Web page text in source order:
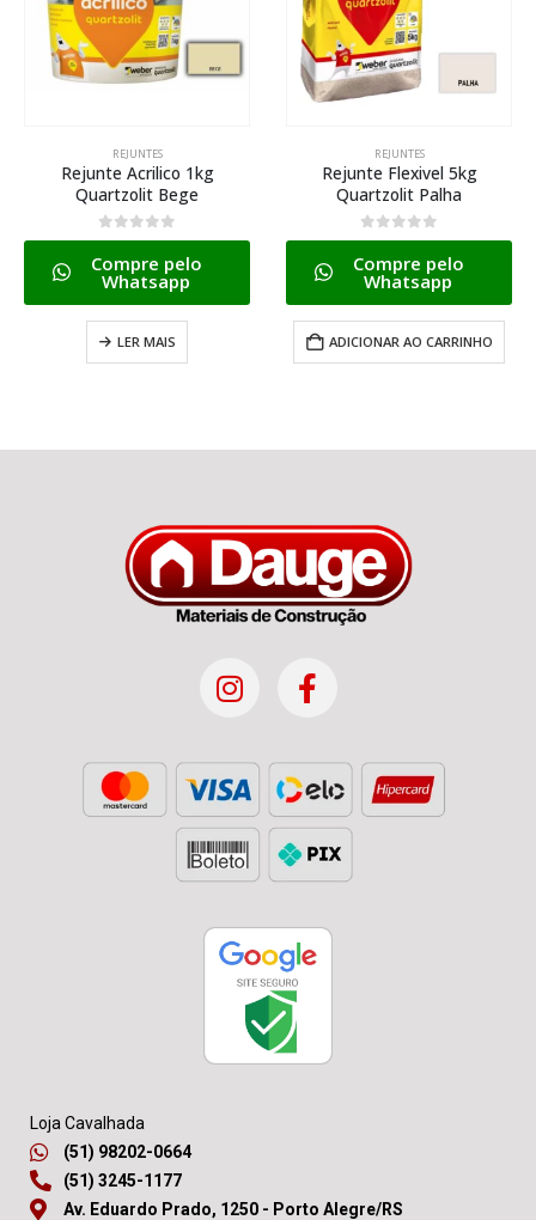
REJUNTES
Rejunte Acrilico 1kg
Quartzolit Bege
0de 5
Compre pelo
Whatsapp
LER MAIS
REJUNTES
Rejunte Flexivel 5kg
Quartzolit Palha
0de 5
Compre pelo
Whatsapp
ADICIONAR AO CARRINHO
Loja Cavalhada
(51) 98202-0664
(51) 3245-1177
Av. Eduardo Prado, 1250 - Porto Alegre/RS